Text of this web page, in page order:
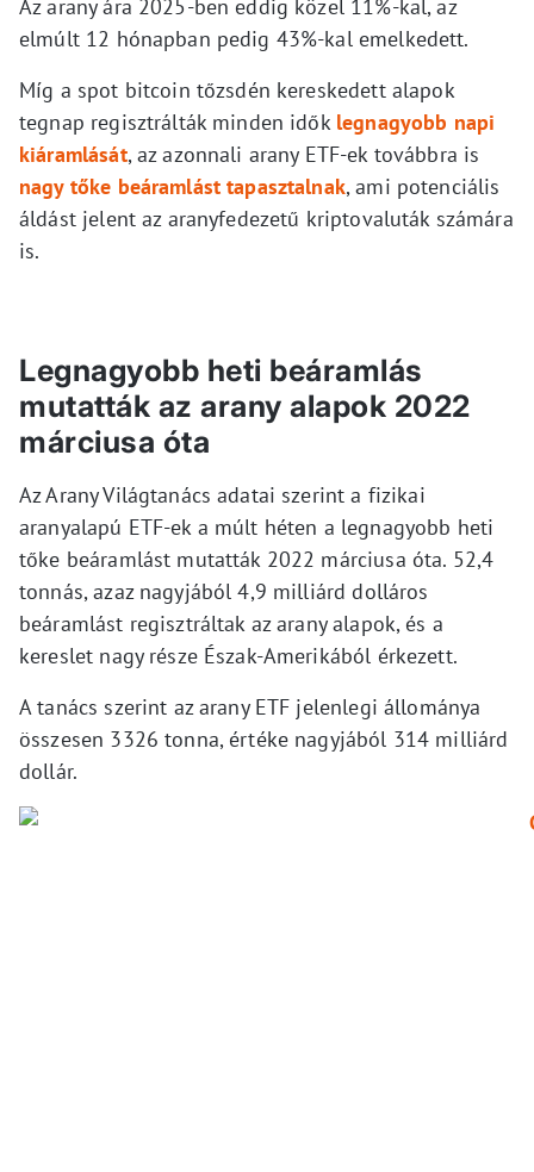
Az arany ára 2025-ben eddig közel 11%-kal, az
elmúlt 12 hónapban pedig 43%-kal emelkedett.
Míg a spot bitcoin tőzsdén kereskedett alapok
tegnap regisztrálták minden idők legnagyobb napi
kiáramlását, az azonnali arany ETF-ek továbbra is
nagy tőke beáramlást tapasztalnak, ami potenciális
áldást jelent az aranyfedezetű kriptovaluták számára
is.
Legnagyobb heti beáramlás
mutatták az arany alapok 2022
márciusa óta
Az Arany Világtanács adatai szerint a fizikai
aranyalapú ETF-ek a múlt héten a legnagyobb heti
tőke beáramlást mutatták 2022 márciusa óta. 52,4
tonnás, azaz nagyjából 4,9 milliárd dolláros
beáramlást regisztráltak az arany alapok, és a
kereslet nagy része Észak-Amerikából érkezett.
A tanács szerint az arany ETF jelenlegi állománya
összesen 3326 tonna, értéke nagyjából 314 milliárd
dollár.